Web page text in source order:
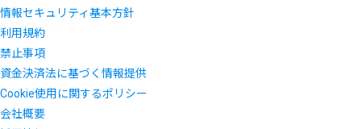
情報セキュリティ基本方針
利用規約
禁止事項
資金決済法に基づく情報提供
Cookie使用に関するポリシー
会社概要